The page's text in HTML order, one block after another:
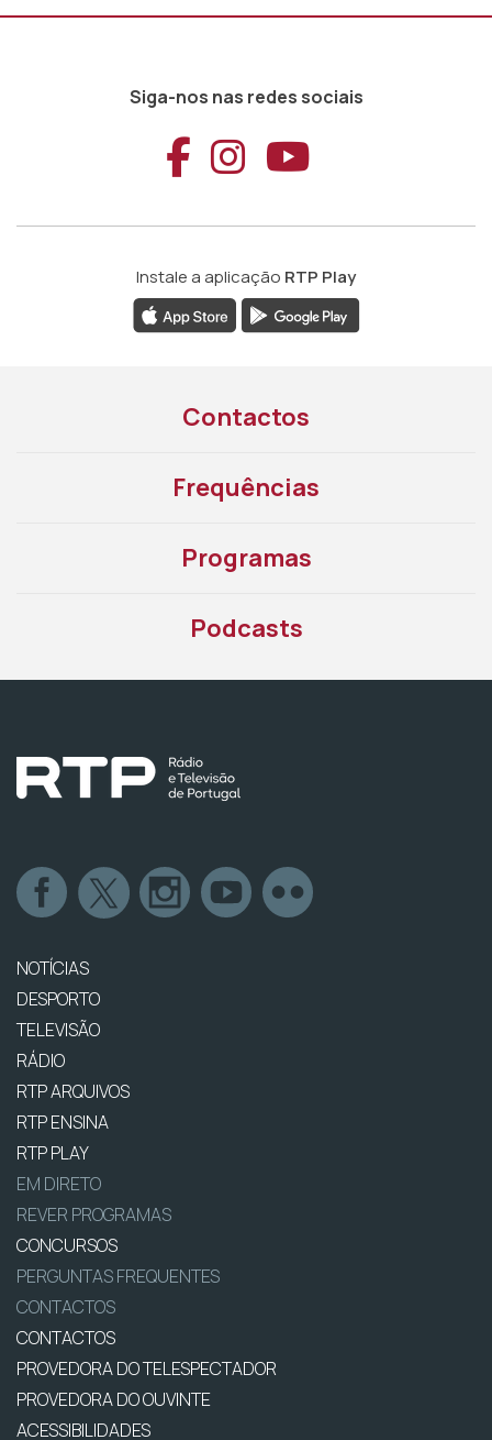
Siga-nos nas redes sociais
Aceder ao
Aceder ao
Aceder
Instale a aplicação RTP Play
Contactos
Frequências
Programas
Podcasts
NOTÍCIAS
DESPORTO
TELEVISÃO
RÁDIO
RTP ARQUIVOS
RTP ENSINA
RTP PLAY
EM DIRETO
REVER PROGRAMAS
CONCURSOS
PERGUNTAS FREQUENTES
CONTACTOS
CONTACTOS
PROVEDORA DO TELESPECTADOR
PROVEDORA DO OUVINTE
ACESSIBILIDADES